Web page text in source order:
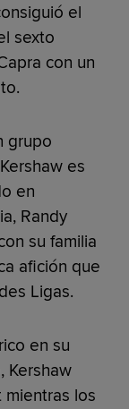
el
sexto
con un
grupo
es
en
Randy
su familia
afición que
Ligas.
en su
Kershaw
los